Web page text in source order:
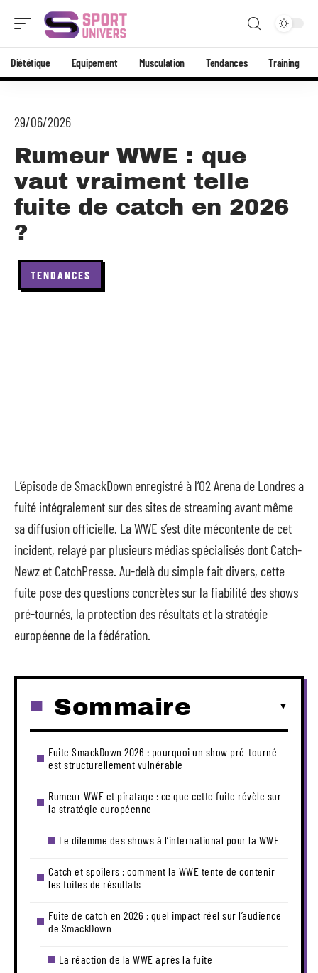
Diététique Equipement Musculation Tendances Training
29/06/2026
Rumeur WWE : que
vaut vraiment telle
fuite de catch en 2026
?
TENDANCES
L’épisode de SmackDown enregistré à l’O2 Arena de Londres a
fuité intégralement sur des sites de streaming avant même
sa diffusion officielle. La WWE s’est dite mécontente de cet
incident, relayé par plusieurs médias spécialisés dont Catch-
Newz et CatchPresse. Au-delà du simple fait divers, cette
fuite pose des questions concrètes sur la fiabilité des shows
pré-tournés, la protection des résultats et la stratégie
européenne de la fédération.
Sommaire
Fuite SmackDown 2026 : pourquoi un show pré-tourné
est structurellement vulnérable
Rumeur WWE et piratage : ce que cette fuite révèle sur
la stratégie européenne
Le dilemme des shows à l’international pour la WWE
Catch et spoilers : comment la WWE tente de contenir
les fuites de résultats
Fuite de catch en 2026 : quel impact réel sur l’audience
de SmackDown
La réaction de la WWE après la fuite